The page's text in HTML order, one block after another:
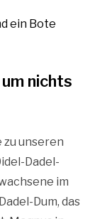
nichts
zu unseren
Dadel-
im
Dum, das